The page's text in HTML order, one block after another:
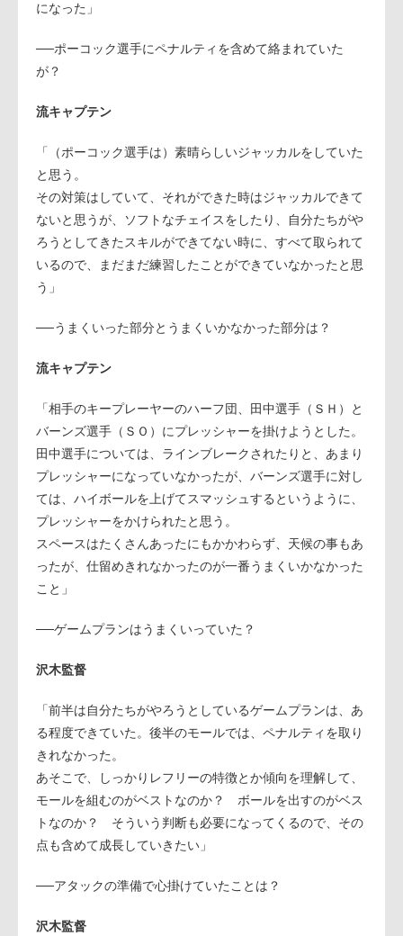
になった」
──ポーコック選手にペナルティを含めて絡まれていた
が？
流キャプテン
「（ポーコック選手は）素晴らしいジャッカルをしていた
と思う。
その対策はしていて、それができた時はジャッカルできて
ないと思うが、ソフトなチェイスをしたり、自分たちがや
ろうとしてきたスキルができてない時に、すべて取られて
いるので、まだまだ練習したことができていなかったと思
う」
──うまくいった部分とうまくいかなかった部分は？
流キャプテン
「相手のキープレーヤーのハーフ団、田中選手（ＳＨ）と
バーンズ選手（ＳＯ）にプレッシャーを掛けようとした。
田中選手については、ラインブレークされたりと、あまり
プレッシャーになっていなかったが、バーンズ選手に対し
ては、ハイボールを上げてスマッシュするというように、
プレッシャーをかけられたと思う。
スペースはたくさんあったにもかかわらず、天候の事もあ
ったが、仕留めきれなかったのが一番うまくいかなかった
こと」
──ゲームプランはうまくいっていた？
沢木監督
「前半は自分たちがやろうとしているゲームプランは、あ
る程度できていた。後半のモールでは、ペナルティを取り
きれなかった。
あそこで、しっかりレフリーの特徴とか傾向を理解して、
モールを組むのがベストなのか？ ボールを出すのがベス
トなのか？ そういう判断も必要になってくるので、その
点も含めて成長していきたい」
──アタックの準備で心掛けていたことは？
沢木監督